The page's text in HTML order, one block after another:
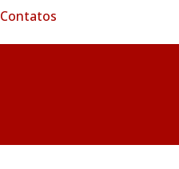
Contatos